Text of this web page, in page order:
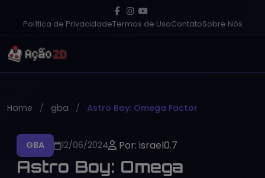
Política de PrivacidadeTermos de UsoContatoSobre Nós
Home gba Astro Boy: Omega Factor
GBA 12/06/2024 Por: israel0.7
Astro Boy: Omega